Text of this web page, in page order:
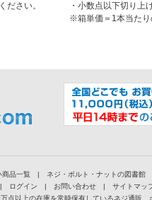
ください。
・小数点以下切り上
※箱単価＝1本当たり
商品一覧 |
ネジ・ボルト・ナットの図書館
| ログイン | お問い合わせ |
サイトマッ
点以上の在庫を常時保有しているネジ通販